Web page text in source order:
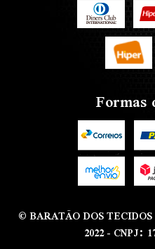
© BARATÃO DOS
2022 - CNPJ: